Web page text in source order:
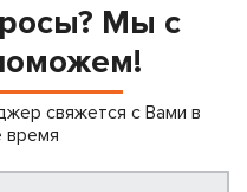
Мы с
свяжется с Вами в
время